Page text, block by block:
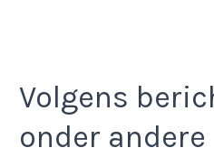
Volgens
onder andere